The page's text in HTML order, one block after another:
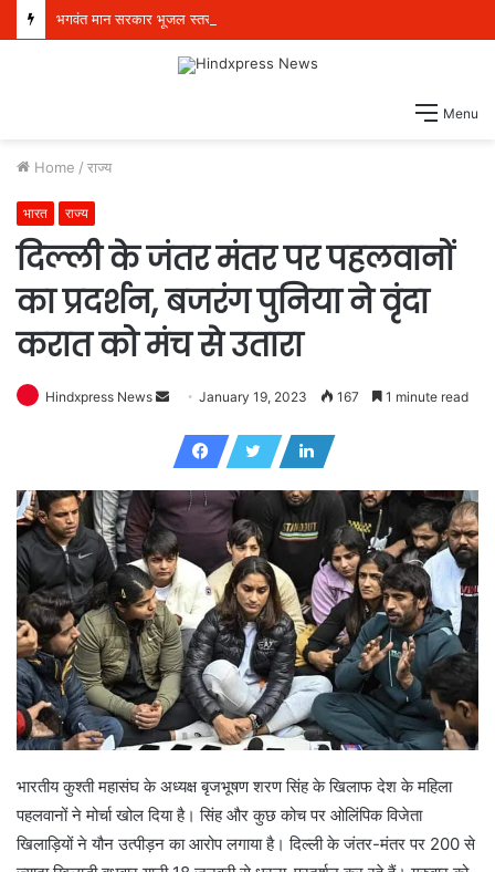
Menu
Home / राज्य
भारत राज्य
दिल्ली के जंतर मंतर पर पहलवानों
का प्रदर्शन, बजरंग पुनिया ने वृंदा
करात को मंच से उतारा
Hindxpress News
a
n
e
m
a
i
l
January 19, 2023 167 1 minute read
भारतीय कुश्ती महासंघ के अध्यक्ष बृजभूषण शरण सिंह के खिलाफ देश के महिला
पहलवानों ने मोर्चा खोल दिया है। सिंह और कुछ कोच पर ओलिंपिक विजेता
खिलाड़ियों ने यौन उत्पीड़न का आरोप लगाया है। दिल्ली के जंतर-मंतर पर 200 से